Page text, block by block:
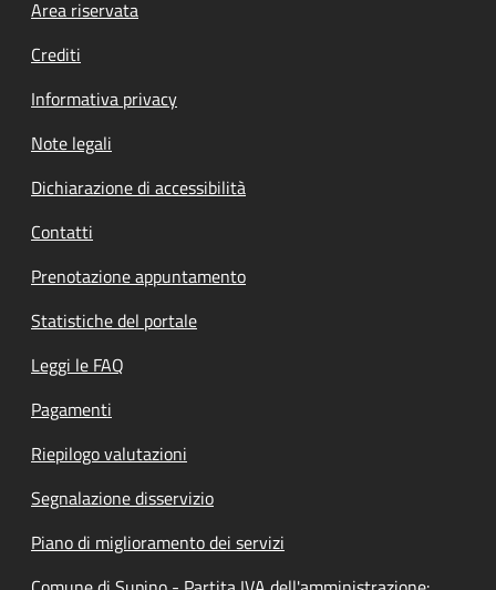
Footer menu
Area riservata
Crediti
Informativa privacy
Note legali
Dichiarazione di accessibilità
Contatti
Prenotazione appuntamento
Statistiche del portale
Leggi le FAQ
Pagamenti
Riepilogo valutazioni
Segnalazione disservizio
Piano di miglioramento dei servizi